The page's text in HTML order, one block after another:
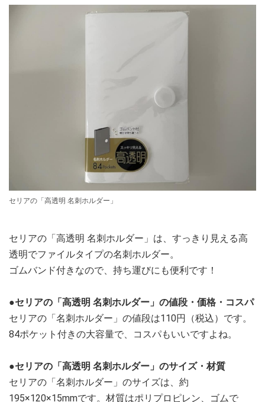
セリアの「高透明 名刺ホルダー」
セリアの「高透明 名刺ホルダー」は、すっきり見える高
透明でファイルタイプの名刺ホルダー。
ゴムバンド付きなので、持ち運びにも便利です！
●セリアの「高透明 名刺ホルダー」の値段・価格・コスパ
セリアの「名刺ホルダー」の値段は110円（税込）です。
84ポケット付きの大容量で、コスパもいいですよね。
●セリアの「高透明 名刺ホルダー」のサイズ・材質
セリアの「名刺ホルダー」のサイズは、約
195×120×15mmです。材質はポリプロピレン、ゴムで